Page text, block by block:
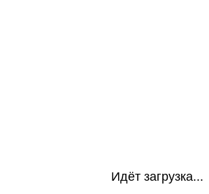
Идёт загрузка...